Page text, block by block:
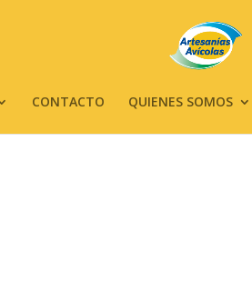
CONTACTO QUIENES SOMOS